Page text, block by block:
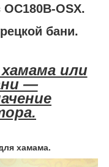
OSX.
бани.
или
—
хамама.